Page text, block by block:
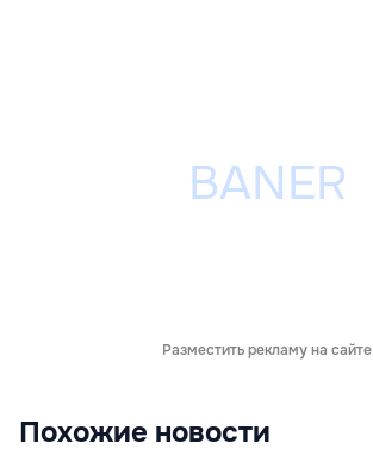
Разместить рекламу на сайте
Похожие новости